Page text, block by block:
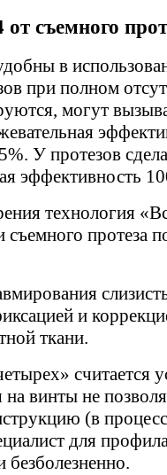
съемного
в
при полном
могут
У протезов
эффективность
технология
съемного протеза
и
ткани.
считается
винты не
(в
для
безболезненно.